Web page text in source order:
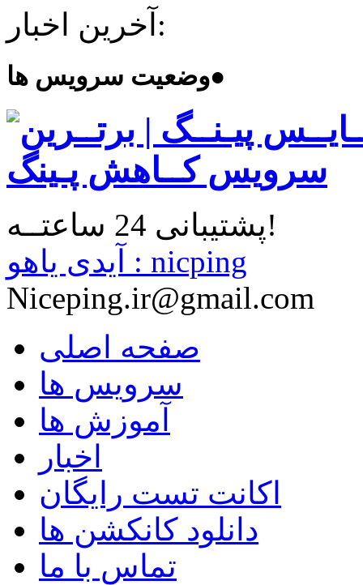
آخرین اخبار:
وضعیت سرویس ها●
پشتیبانی 24 ساعتــه!
آیدی یاهو : nicping
Niceping.ir@gmail.com
صفحه اصلی
سرویس ها
آموزش ها
اخبار
اکانت تست رایگان
دانلود کانکشن ها
تماس با ما